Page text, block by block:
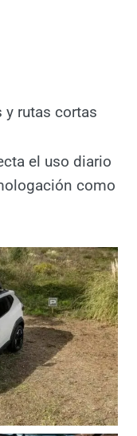
rutas cortas
el uso